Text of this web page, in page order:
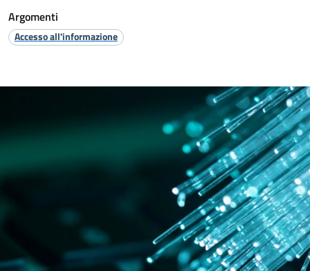
Argomenti
Accesso all'informazione